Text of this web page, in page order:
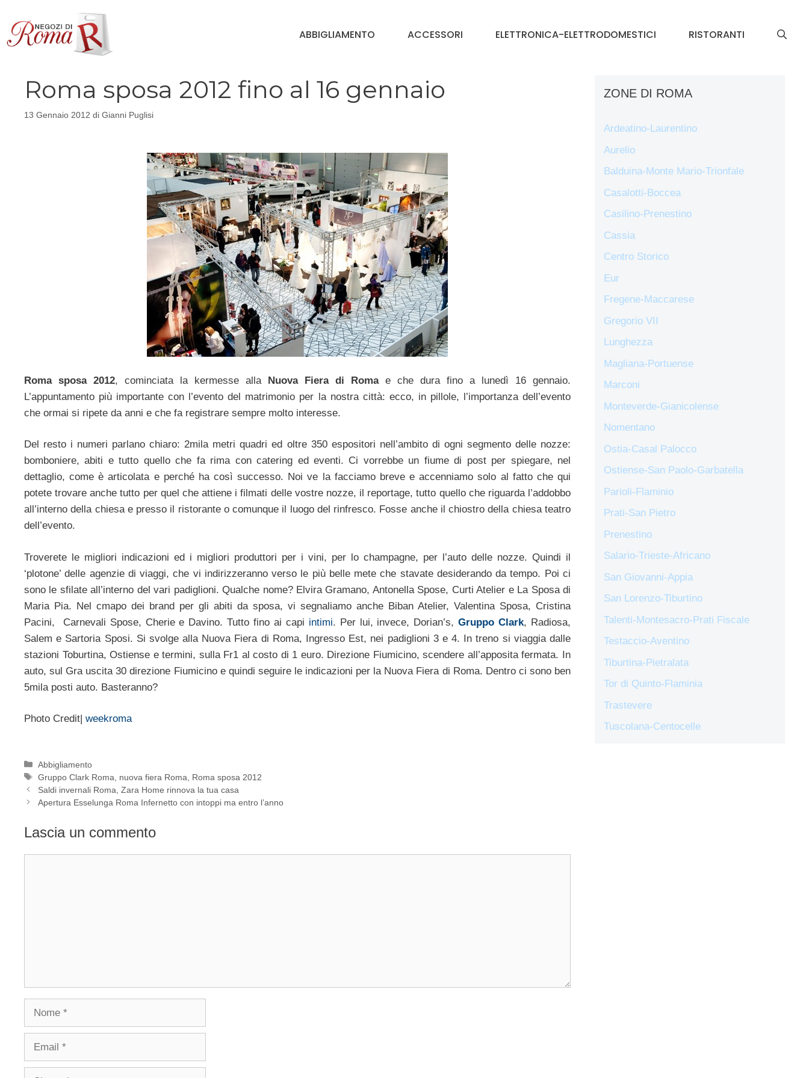
contenuto
ABBIGLIAMENTO ACCESSORI ELETTRONICA-ELETTRODOMESTICI RISTORANTI
Roma sposa 2012 fino al 16 gennaio
13 Gennaio 2012 di Gianni Puglisi
Roma sposa 2012, cominciata la kermesse alla Nuova Fiera di Romae che dura fino a lunedì 16 gennaio.
L’appuntamento più importante con l’evento del matrimonio per la nostra città: ecco, in pillole, l’importanza dell’evento
che ormai si ripete da anni e che fa registrare sempre molto interesse.
Del resto i numeri parlano chiaro: 2mila metri quadri ed oltre 350 espositori nell’ambito di ogni segmento delle nozze:
bomboniere, abiti e tutto quello che fa rima con catering ed eventi. Ci vorrebbe un fiume di post per spiegare, nel
dettaglio, come è articolata e perché ha così successo. Noi ve la facciamo breve e accenniamo solo al fatto che qui
potete trovare anche tutto per quel che attiene i filmati delle vostre nozze, il reportage, tutto quello che riguarda l’addobbo
all’interno della chiesa e presso il ristorante o comunque il luogo del rinfresco. Fosse anche il chiostro della chiesa teatro
dell’evento.
Troverete le migliori indicazioni ed i migliori produttori per i vini, per lo champagne, per l’auto delle nozze. Quindi il
‘plotone’ delle agenzie di viaggi, che vi indirizzeranno verso le più belle mete che stavate desiderando da tempo. Poi ci
sono le sfilate all’interno del vari padiglioni. Qualche nome? Elvira Gramano, Antonella Spose, Curti Atelier e La Sposa di
Maria Pia. Nel cmapo dei brand per gli abiti da sposa, vi segnaliamo anche Biban Atelier, Valentina Sposa, Cristina
Pacini, Carnevali Spose, Cherie e Davino. Tutto fino ai capi intimi. Per lui, invece, Dorian’s,Gruppo Clark, Radiosa,
Salem e Sartoria Sposi. Si svolge alla Nuova Fiera di Roma, Ingresso Est, nei padiglioni 3 e 4. In treno si viaggia dalle
stazioni Toburtina, Ostiense e termini, sulla Fr1 al costo di 1 euro. Direzione Fiumicino, scendere all’apposita fermata. In
auto, sul Gra uscita 30 direzione Fiumicino e quindi seguire le indicazioni per la Nuova Fiera di Roma. Dentro ci sono ben
5mila posti auto. Basteranno?
Photo Credit| weekroma
Categorie
Abbigliamento
Tag
Gruppo Clark Roma nuova fiera Roma
Roma sposa 2012
Saldi invernali Roma, Zara Home rinnova la tua casa
Apertura Esselunga Roma Infernetto con intoppi ma entro l’anno
Lascia un commento
Nome
Email
Sito
ZONE DI ROMA
Ardeatino-Laurentino
Aurelio
Balduina-Monte Mario-Trionfale
Casalotti-Boccea
Casilino-Prenestino
Cassia
Centro Storico
Eur
Fregene-Maccarese
Gregorio VII
Lunghezza
Magliana-Portuense
Marconi
Monteverde-Gianicolense
Nomentano
Ostia-Casal Palocco
Ostiense-San Paolo-Garbatella
Parioli-Flaminio
Prati-San Pietro
Prenestino
Salario-Trieste-Africano
San Giovanni-Appia
San Lorenzo-Tiburtino
Talenti-Montesacro-Prati Fiscale
Testaccio-Aventino
Tiburtina-Pietralata
Tor di Quinto-Flaminia
Trastevere
Tuscolana-Centocelle